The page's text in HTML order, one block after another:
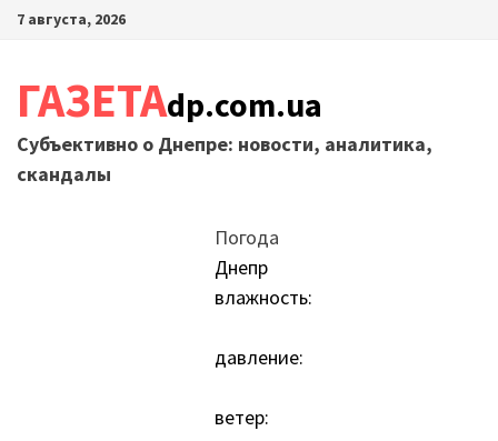
Перейти
7 августа, 2026
ГАЗЕТАdp.com.ua
Субъективно о Днепре: новости, аналитика,
скандалы
Погода
Днепр
влажность:
давление:
ветер: